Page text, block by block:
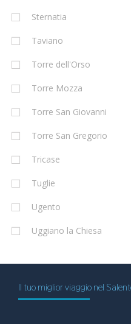
Sternatia
Taviano
Torre dell'Orso
Torre Mozza
Torre San Giovanni
Torre San Gregorio
Tricase
Tuglie
Ugento
Uggiano la Chiesa
Il tuo miglior viaggio nel